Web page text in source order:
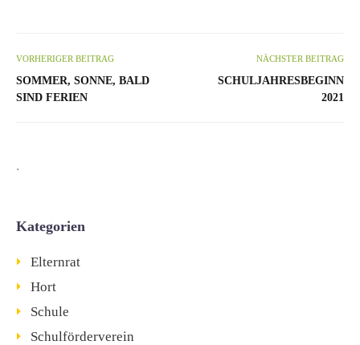
VORHERIGER BEITRAG
SOMMER, SONNE, BALD
SIND FERIEN
NÄCHSTER BEITRAG
SCHULJAHRESBEGINN
2021
.
Kategorien
Elternrat
Hort
Schule
Schulförderverein